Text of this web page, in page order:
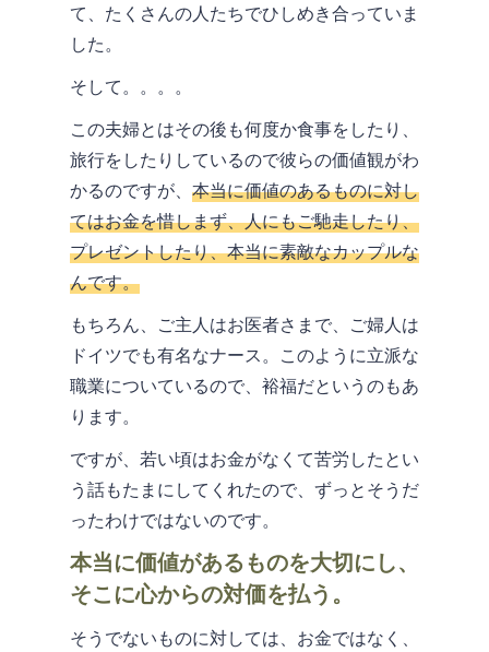
て、たくさんの人たちでひしめき合っていま
した。
そして。。。。
この夫婦とはその後も何度か食事をしたり、
旅行をしたりしているので彼らの価値観がわ
かるのですが、 本当に価値のあるものに対し
てはお金を惜しまず、人にもご馳走したり、
プレゼントしたり、本当に素敵なカップルな
んです。
もちろん、ご主人はお医者さまで、ご婦人は
ドイツでも有名なナース。このように立派な
職業についているので、裕福だというのもあ
ります。
ですが、若い頃はお金がなくて苦労したとい
う話もたまにしてくれたので、ずっとそうだ
ったわけではないのです。
本当に価値があるものを大切にし、
そこに心からの対価を払う。
そうでないものに対しては、お金ではなく、